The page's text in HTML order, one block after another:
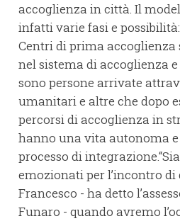
accoglienza in città. Il
infatti varie fasi e possibilità:
Centri di prima accoglienza
nel sistema di accoglienza
sono persone arrivate
umanitari e altre che dopo
percorsi di accoglienza in
hanno una vita autonoma
processo di
emozionati per l’incontro
Francesco - ha detto
Funaro - quando avremo